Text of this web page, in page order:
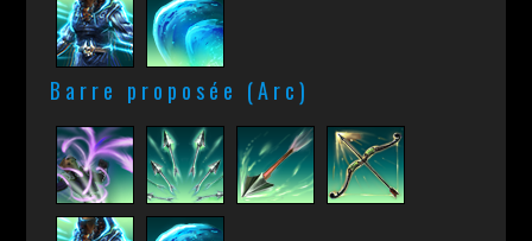
Barre proposée (Arc)